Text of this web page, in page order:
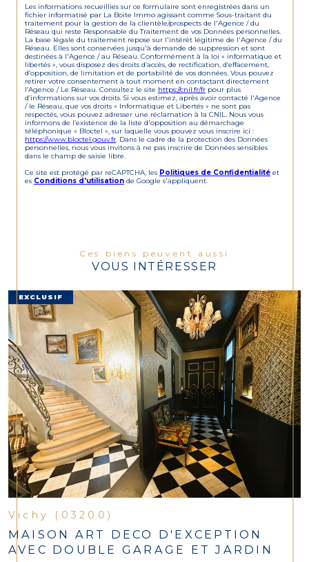
Les informations recueillies sur ce formulaire sont enregistrées dans un
fichier informatisé par La Boite Immo agissant comme Sous-traitant du
traitement pour la gestion de la clientèle/prospects de l'Agence / du
Réseau qui reste Responsable du Traitement de vos Données personnelles.
La base légale du traitement repose sur l'intérêt légitime de l'Agence / du
Réseau. Elles sont conservées jusqu'à demande de suppression et sont
destinées à l'Agence / au Réseau. Conformément à la loi « informatique et
libertés », vous disposez des droits d’accès, de rectification, d’effacement,
d’opposition, de limitation et de portabilité de vos données. Vous pouvez
retirer votre consentement à tout moment en contactant directement
l’Agence / Le Réseau. Consultez le site https://cnil.fr/fr pour plus
d’informations sur vos droits. Si vous estimez, après avoir contacté l'Agence
/ le Réseau, que vos droits « Informatique et Libertés » ne sont pas
respectés, vous pouvez adresser une réclamation à la CNIL. Nous vous
informons de l’existence de la liste d'opposition au démarchage
téléphonique « Bloctel », sur laquelle vous pouvez vous inscrire ici :
https://www.bloctel.gouv.fr . Dans le cadre de la protection des Données
personnelles, nous vous invitons à ne pas inscrire de Données sensibles
dans le champ de saisie libre.
Ce site est protégé par reCAPTCHA, les Politiques de Confidentialité et
es Conditions d'utilisation de Google s'appliquent.
Ces biens peuvent aussi
VOUS INTÉRESSER
EXCLUSIF
Vichy (03200)
MAISON ART DECO D'EXCEPTION
AVEC DOUBLE GARAGE ET JARDIN